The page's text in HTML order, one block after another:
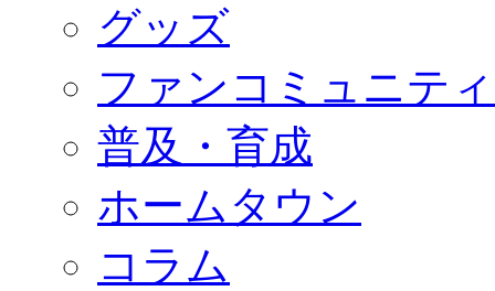
ACADEMY
アカデミーについて
コーチ&スタッフ
ジュニア
ジュニアユース
ユース
練習拠点（ナラディーア）
SCHOOL
CLUB
パートナー募集
クラブ理念
グッズ
ファンコミュニティ
普及・育成
ホームタウン
コラム